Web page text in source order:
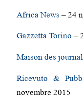
Africa News– 24
Gazzetta Torino –
Maison des
Ricevuto &
novembre 2015